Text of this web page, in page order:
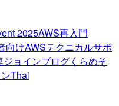
2025AWS再入門
向けAWSテクニカルサポ
ジョインブログくらめそ
Thai